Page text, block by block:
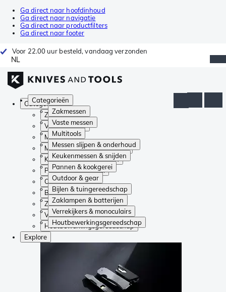
Ga direct naar hoofdinhoud
Ga direct naar navigatie
Ga direct naar productfilters
Ga direct naar footer
Voor 22.00 uur besteld, vandaag verzonden
NL
Categorieën
Zakmessen
Vaste messen
Multitools
Messen slijpen & onderhoud
Keukenmessen & snijden
Pannen & kookgerei
Outdoor & gear
Bijlen & tuingereedschap
Zaklampen & batterijen
Verrekijkers & monoculairs
Houtbewerkingsgereedschap
Categorieën
Zakmessen
Vaste messen
Multitools
Messen slijpen & onderhoud
Keukenmessen & snijden
Pannen & kookgerei
Outdoor & gear
Bijlen & tuingereedschap
Zaklampen & batterijen
Verrekijkers & monoculairs
Houtbewerkingsgereedschap
Explore